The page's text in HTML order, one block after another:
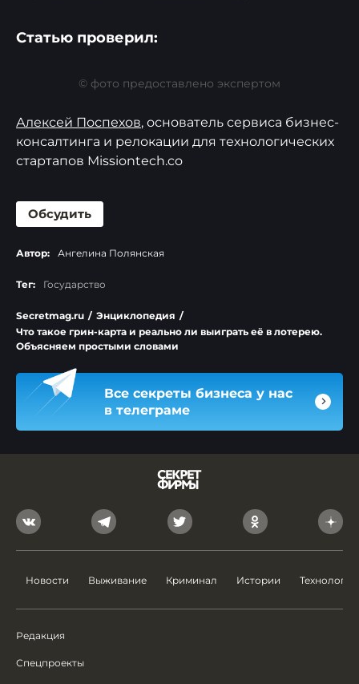
Статью проверил:
© фото предоставлено экспертом
Алексей Поспехов, основатель сервиса бизнес-
консалтинга и релокации для технологических
стартапов Missiontech.co
Обсудить
Автор: Ангелина Полянская
Тег: Государство
Secretmag.ru / Энциклопедия /
Что такое грин-карта и реально ли выиграть её в лотерею.
Объясняем простыми словами
Все секреты бизнеса у нас
в телеграме
Новости Выживание Криминал Истории Технологии
Редакция
Спецпроекты